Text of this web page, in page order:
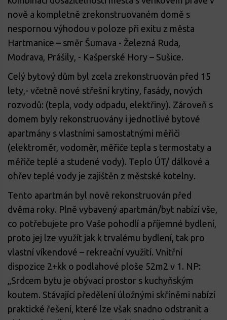
nově a kompletně zrekonstruovaném domě s
nespornou výhodou v poloze při exitu z města
Hartmanice – směr Šumava - Železná Ruda,
Modrava, Prášily, - Kašperské Hory – Sušice.
Celý bytový dům byl zcela zrekonstruován před 15
lety,- včetně nové střešní krytiny, fasády, nových
rozvodů: (tepla, vody odpadu, elektřiny). Zároveň s
domem byly rekonstruovány i jednotlivé bytové
apartmány s vlastními samostatnými měřiči
(elektroměr, vodoměr, měřiče tepla s termostaty a
měřiče teplé a studené vody). Teplo ÚT/ dálkové a
ohřev teplé vody je zajištěn z městské kotelny.
Tento apartmán byl nově rekonstruován před
dvěma roky. Plně vybavený apartmán/byt nabízí vše,
co potřebujete pro Vaše pohodlí a příjemné bydlení,
proto jej lze využít jak k trvalému bydlení, tak pro
vlastní víkendové – rekreační využití. Vnitřní
dispozice 2+kk o podlahové ploše 52m2 v 1. NP:
„Srdcem bytu je obývací prostor s kuchyňským
koutem. Stávající předělení úložnými skříněmi nabízí
praktické řešení, které lze však snadno odstranit a